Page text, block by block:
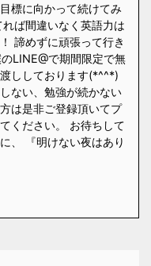
標に向かって続けてみ
ば間違いなく英語力は
諦めずに頑張って行き
LINE@で期間限定で無
ししております(*^^*)
ない、勉強が続かない
は是非ご登録頂いてプ
ください。 お待ちして
、 『明けない夜はあり